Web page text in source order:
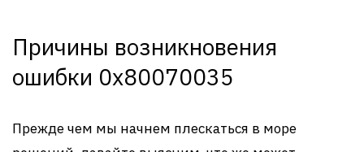
Причины возникновения
ошибки 0x80070035
Прежде чем мы начнем плескаться в море